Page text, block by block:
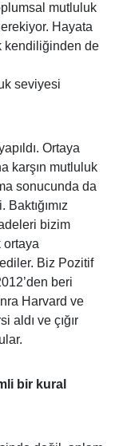
mutluluk
Hayata
kendiliğinden de
seviyesi
Ortaya
karşın mutluluk
sonucunda da
bizim
ortaya
Biz Pozitif
beri
Harvard ve
aldı ve çığır
bir kural